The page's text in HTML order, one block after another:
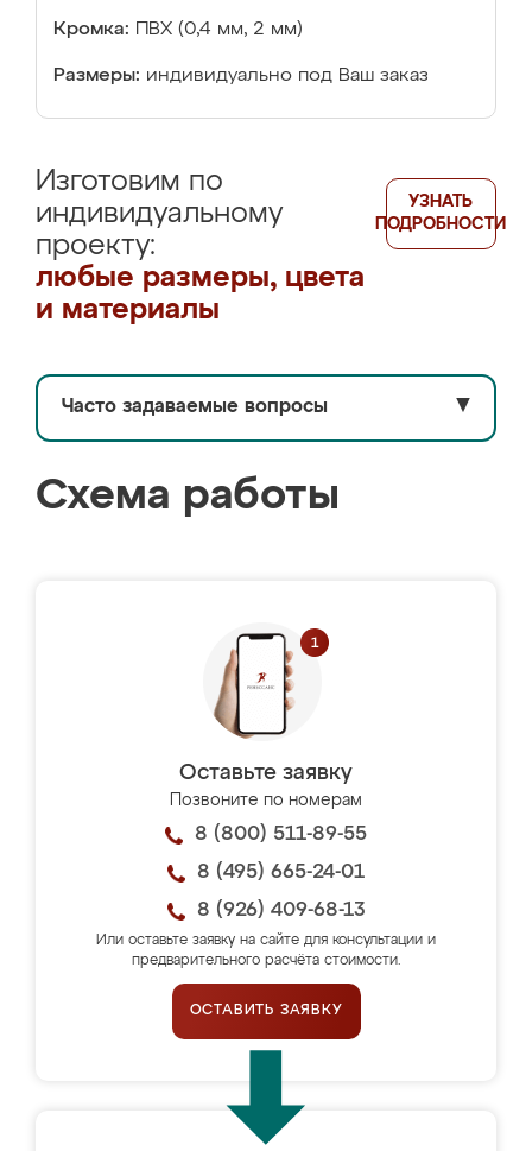
Кромка: ПВХ (0,4 мм, 2 мм)
Размеры: индивидуально под Ваш заказ
Изготовим по
индивидуальному
проекту:
любые размеры, цвета
и материалы
УЗНАТЬ
ПОДРОБНОСТИ
Часто задаваемые вопросы ▼
Схема работы
Оставьте заявку
Позвоните по номерам
8 (800) 511-89-55
8 (495) 665-24-01
8 (926) 409-68-13
Или оставьте заявку на сайте для консультации и
предварительного расчёта стоимости.
ОСТАВИТЬ ЗАЯВКУ